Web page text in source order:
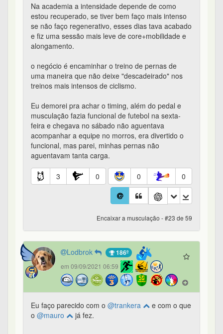
Na academia a intensidade depende de como
estou recuperado, se tiver bem faço mais intenso
se não faço regenerativo, esses dias tava acabado
e fiz uma sessão mais leve de core+mobilidade e
alongamento.
o negócio é encaminhar o treino de pernas de
uma maneira que não deixe "descadeirado" nos
treinos mais intensos de ciclismo.
Eu demorei pra achar o timing, além do pedal e
musculação fazia funcional de futebol na sexta-
feira e chegava no sábado não aguentava
acompanhar a equipe no morros, era divertido o
funcional, mas parei, minhas pernas não
aguentavam tanta carga.
3 0 0 0
Encaixar a musculação - #23 de 59
Lodbrok 186º
em 09/09/2021 06:59
Eu faço parecido com o @trankera
e com o que
o @mauro já fez.